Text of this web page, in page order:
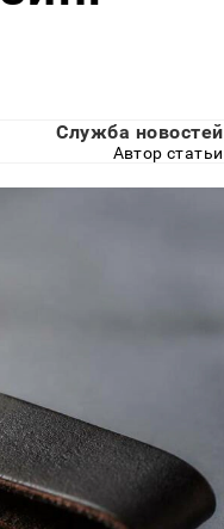
Служба новостей
Автор статьи